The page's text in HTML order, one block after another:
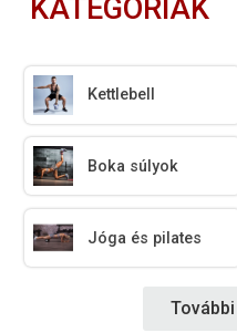
KATEGÓRIÁK
Kettlebell
Boka súlyok
Jóga és pilates